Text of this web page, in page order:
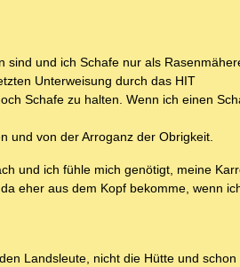
und ich Schafe nur als
Unterweisung durch das HIT
Schafe zu halten. Wenn ich einen
und von der Arroganz der Obrigkeit.
und ich fühle mich genötigt, meine
eher aus dem Kopf bekomme, wenn
Landsleute, nicht die Hütte und schon